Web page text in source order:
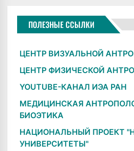
ПОЛЕЗНЫЕ ССЫЛКИ
ЦЕНТР ВИЗУАЛЬНОЙ
ЦЕНТР ФИЗИЧЕСКОЙ
YOUTUBE-КАНАЛ ИЭА РАН
МЕДИЦИНСКАЯ
БИОЭТИКА
НАЦИОНАЛЬНЫЙ ПРОЕКТ
УНИВЕРСИТЕТЫ"